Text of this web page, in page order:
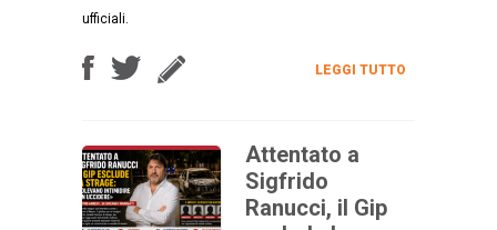
ufficiali.
LEGGI TUTTO
Attentato a
Sigfrido
Ranucci, il Gip